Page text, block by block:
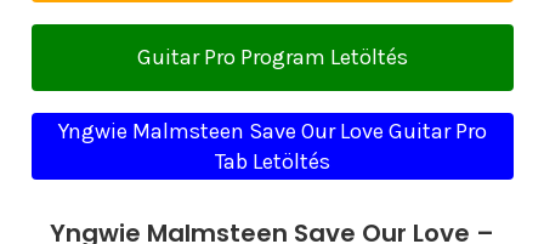
Guitar Pro Program Letöltés
Yngwie Malmsteen Save Our Love Guitar Pro
Tab Letöltés
Yngwie Malmsteen Save Our Love –